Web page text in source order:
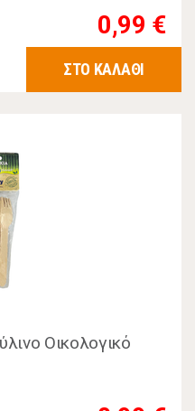
0,99 €
ΣΤΟ ΚΑΛΑΘΙ
Οικολογικό